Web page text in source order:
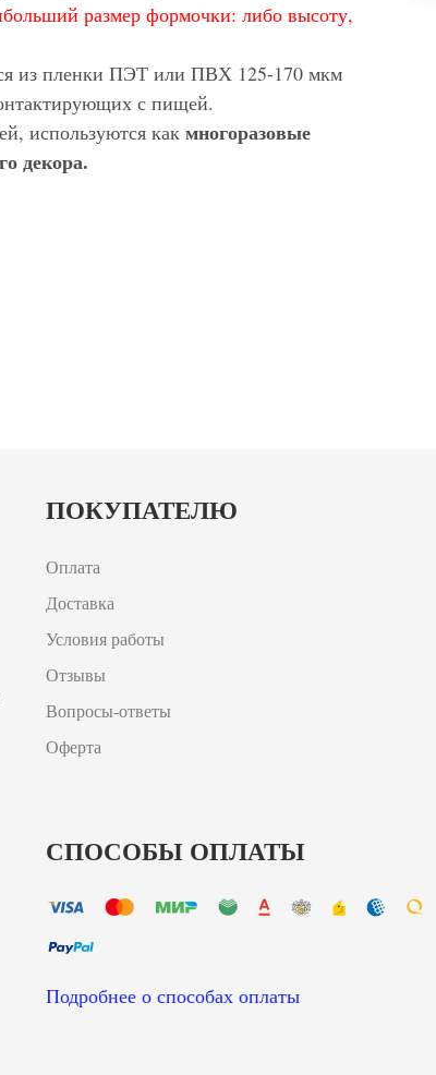
размер формочки: либо высоту,
из пленки ПЭТ или ПВХ 125-170 мкм
с пищей.
используются как многоразовые
декора.
ПОКУПАТЕЛЮ
Оплата
Доставка
Условия работы
Отзывы
Вопросы-ответы
Оферта
СПОСОБЫ ОПЛАТЫ
Подробнее о способах оплаты